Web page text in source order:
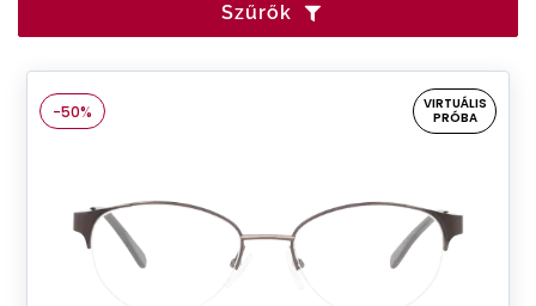
Szűrők
-50%
VIRTUÁLIS
PRÓBA